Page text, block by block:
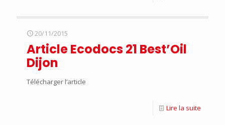
20/11/2015
Article Ecodocs 21 Best’Oil
Dijon
Télécharger l’article
Lire la suite